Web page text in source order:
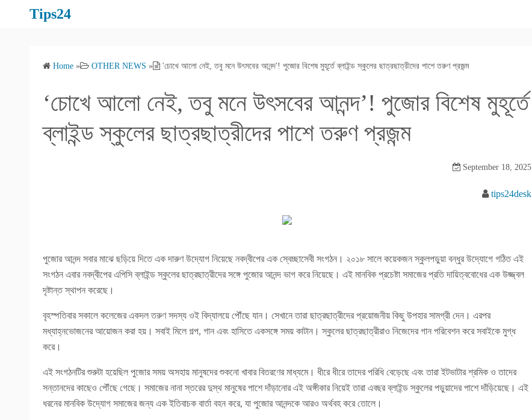
Tips24
Home » OTHER NEWS » 'চোখে আলো নেই, তবু মনে উৎসবের আনন্দ'! পুজোর বিশেষ মুহূর্তে ব্লাইন্ড স্কুলের ছাত্রছাত্রীদের পাশে তরুণ প্রজন্ম
‘চোখে আলো নেই, তবু মনে উৎসবের আনন্দ’! পুজোর বিশেষ মুহূর্তে
ব্লাইন্ড স্কুলের ছাত্রছাত্রীদের পাশে তরুণ প্রজন্ম
September 18, 2025
tips24desk
পুজোর আনন্দ সবার মাঝে ছড়িয়ে দিতে এক দারুণ উদ্যোগ নিয়েছে নবদ্বীপের এক স্বেচ্ছাসেবী সংগঠন। ২০১৮ সালে কয়েকজন স্কুলপড়ুয়া বন্ধুর উদ্যোগে গঠিত এই
সংগঠন এবার নবদ্বীপের এপিসি ব্লাইন্ড স্কুলের ছাত্রছাত্রীদের সঙ্গে পুজোর আনন্দ ভাগ করে নিয়েছে। এই মানবিক প্রচেষ্টা সমাজের প্রতি দায়িত্ববোধের এক উজ্জ্বল
দৃষ্টান্ত স্থাপন করেছে।
বৃহস্পতিবার সকালে কলেজের একদল তরুণ সদস্য ওই বিদ্যালয়ে পৌঁছে যান। সেখানে তারা ছাত্রছাত্রীদের প্রয়োজনীয় কিছু উপহার সামগ্রী দেন। এরপর
মধ্যাহ্নভোজনের আয়োজন করা হয়। সবাই মিলে গল্প, গান এবং হাসিতে একসঙ্গে সময় কাটান। স্কুলের ছাত্রছাত্রীরাও নিজেদের গান পরিবেশন করে সবাইকে মুগ্ধ
করে।
এই সংগঠনটির শুরুটা হয়েছিল পুজোর সময় অসহায় মানুষদের শুকনো খাবার বিতরণের মাধ্যমে। ধীরে ধীরে তাদের পরিধি বেড়েছে এবং তারা ইটভাটার শ্রমিক ও তাদের
সন্তানদের কাছেও পৌঁছে গেছে। সমাজের নানা স্তরের দুস্থ মানুষের পাশে দাঁড়ানোর এই অঙ্গীকার নিয়েই তারা এবছর ব্লাইন্ড স্কুলের পড়ুয়াদের পাশে দাঁড়িয়েছে। এই
ধরনের মানবিক উদ্যোগ সমাজের জন্য এক ইতিবাচক বার্তা বহন করে, যা পুজোর আনন্দকে আরও অর্থবহ করে তোলে।